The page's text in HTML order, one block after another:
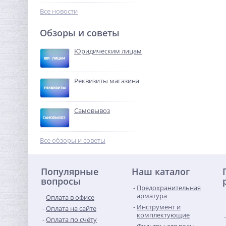
1 082,56
Ниппель редукция 3/4" x
1/2" (НР) латунь UNI-FITT
379,00 руб.
-68%
Все новости
Обзоры и советы
Юридическим лицам
Реквизиты магазина
Самовывоз
Все обзоры и советы
Популярные
вопросы
Оплата в офисе
Оплата на сайте
Оплата по счёту
Наш каталог
Предохранительная
арматура
Инструмент и
комплектующие